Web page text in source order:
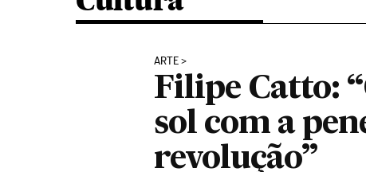
ARTE
Filipe Catto:
sol com a
revolução”